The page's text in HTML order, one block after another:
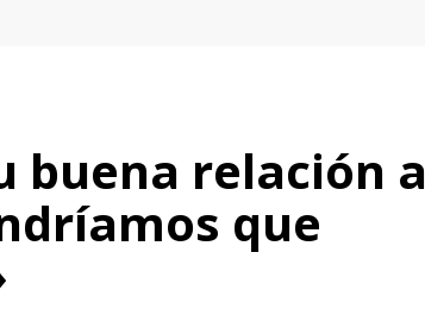
buena relación a
que